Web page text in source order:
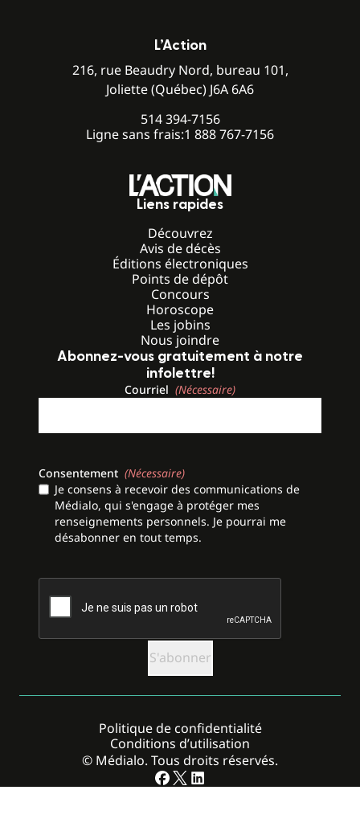
L’Action
216, rue Beaudry Nord, bureau 101,
Joliette (Québec) J6A 6A6
514 394-7156
Ligne sans frais:1 888 767-7156
Liens rapides
Découvrez
Avis de décès
Éditions électroniques
Points de dépôt
Concours
Horoscope
Les jobins
Nous joindre
Abonnez-vous gratuitement à notre
infolettre!
Courriel (Nécessaire)
Consentement (Nécessaire)
Je consens à recevoir des communications de
Médialo, qui s'engage à protéger mes
renseignements personnels. Je pourrai me
désabonner en tout temps.
CAPTCHA
© Médialo. Tous droits réservés.
Politique de confidentialité
Conditions d’utilisation